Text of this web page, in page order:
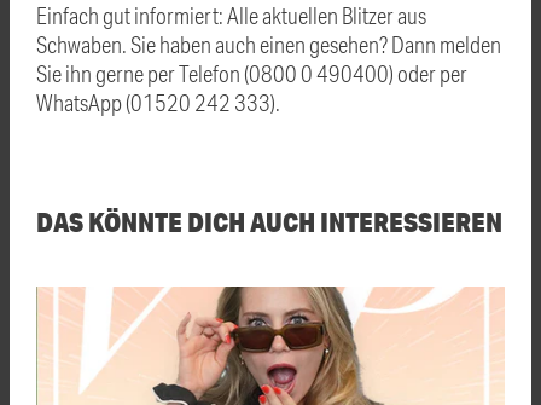
Einfach gut informiert: Alle aktuellen Blitzer aus
Schwaben. Sie haben auch einen gesehen? Dann melden
Sie ihn gerne per Telefon (0800 0 490400) oder per
WhatsApp (01520 242 333).
DAS KÖNNTE DICH AUCH INTERESSIEREN